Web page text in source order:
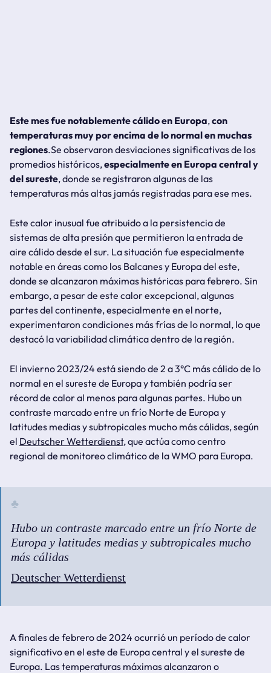
Este mes fue notablemente cálido en Europa,con
temperaturas muy por encima de lo normal en muchas
regiones.Se observaron desviaciones significativas de los
promedios históricos,especialmente en Europa central y
del sureste, donde se registraron algunas de las
temperaturas más altas jamás registradas para ese mes.
Este calor inusual fue atribuido a la persistencia de
sistemas de alta presión que permitieron la entrada de
aire cálido desde el sur. La situación fue especialmente
notable en áreas como los Balcanes y Europa del este,
donde se alcanzaron máximas históricas para febrero. Sin
embargo, a pesar de este calor excepcional, algunas
partes del continente, especialmente en el norte,
experimentaron condiciones más frías de lo normal, lo que
destacó la variabilidad climática dentro de la región.
El invierno 2023/24 está siendo de 2 a 3°C más cálido de lo
normal en el sureste de Europa y también podría ser
récord de calor al menos para algunas partes. Hubo un
contraste marcado entre un frío Norte de Europa y
latitudes medias y subtropicales mucho más cálidas, según
el Deutscher Wetterdienst, que actúa como centro
regional de monitoreo climático de la WMO para Europa.
Hubo un contraste marcado entre un frío Norte de
Europa y latitudes medias y subtropicales mucho
más cálidas
Deutscher Wetterdienst
A finales de febrero de 2024 ocurrió un período de calor
significativo en el este de Europa central y el sureste de
Europa. Las temperaturas máximas alcanzaron o